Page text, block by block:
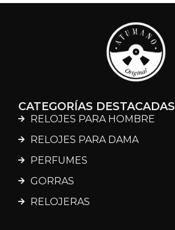
CATEGORÍAS DESTACADAS
RELOJES PARA HOMBRE
RELOJES PARA DAMA
PERFUMES
GORRAS
RELOJERAS